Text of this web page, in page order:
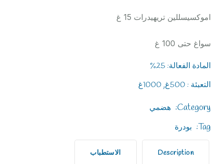
اموكسيسللين تريهيدرات 15 غ
سواغ حتى 100 غ
المادة الفعالة: 25%
التعبئة : 500غ, 1000غ
Category: هضمي
Tag: بودرة
Description الاستطباب